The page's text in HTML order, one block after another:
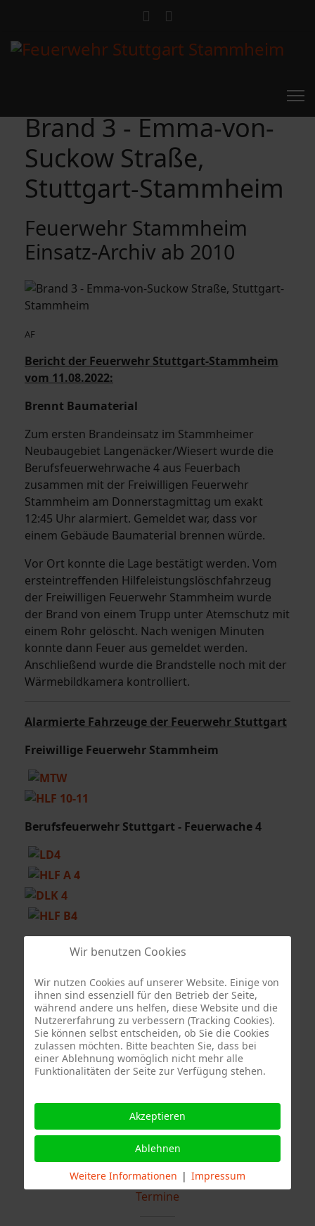
Feuerwehr Stammheim
Einsatz-Archiv ab 2010
Brand 3 - Emma-von-
Suckow Straße,
Stuttgart-Stammheim
AF
Bericht der Feuerwehr Stuttgart-Stammheim
vom 11.08.2022:
Brennt Baumaterial
Zum ersten Brandeinsatz im Stammheimer
Neubaugebiet Langenäcker/Wiesert wurde die
Berufsfeuerwehrwache 4 aus Feuerbach
zusammen mit der Freiwilligen Feuerwehr
Stammheim am Donnerstagmittag um exakt
12:45 Uhr alarmiert. Gemeldet war, dass vor
einem Gebäude Baumaterial brennen würde.
Vor Ort konnte die Lage bestätigt werden. Vom
ersteintreffenden Hilfeleistungslöschfahrzeug
der Freiwilligen Feuerwehr Stammheim wurde
der Brand von einem Trupp unter Atemschutz mit
einem Rohr gelöscht. Nach wenigen Minuten
konnte dann Feuer aus gemeldet werden.
Anschließend wurde die Brandstelle noch mit der
Wärmebildkamera kontrolliert.
Alarmierte Fahrzeuge der Feuerwehr Stuttgart
Freiwillige Feuerwehr Stammheim
Berufsfeuerwehr Stuttgart - Feuerwache 4
Sonderfahrzeug Berufsfeuerwehr Stuttgart
Quelle Fotos:
Freiwillige Feuerwehr Stuttgart Abteilung Stammheim, Branddirektion
Stuttgart
Termine
Wir benutzen Cookies
Wir nutzen Cookies auf unserer Website. Einige von
ihnen sind essenziell für den Betrieb der Seite,
während andere uns helfen, diese Website und die
Nutzererfahrung zu verbessern (Tracking Cookies).
Sie können selbst entscheiden, ob Sie die Cookies
zulassen möchten. Bitte beachten Sie, dass bei
einer Ablehnung womöglich nicht mehr alle
Funktionalitäten der Seite zur Verfügung stehen.
Akzeptieren
Ablehnen
Weitere Informationen | Impressum